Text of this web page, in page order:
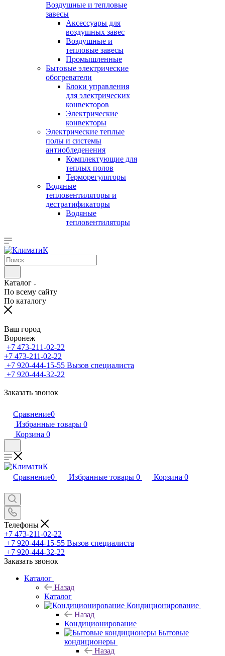
Воздушные и тепловые
завесы
Аксессуары для
воздушных завес
Воздушные и
тепловые завесы
Промышленные
Бытовые электрические
обогреватели
Блоки управления
для электрических
конвекторов
Электрические
конвекторы
Электрические теплые
полы и системы
антиобледенения
Комплектующие для
теплых полов
Терморегуляторы
Водяные
тепловентиляторы и
дестратификаторы
Водяные
тепловентиляторы
Каталог
По всему сайту
По каталогу
Ваш город
Воронеж
+7 473-211-02-22
+7 473-211-02-22
+7 920-444-15-55 Вызов специалиста
+7 920-444-32-22
Заказать звонок
Сравнение0
Избранные товары 0
Корзина 0
Сравнение0 Избранные товары 0 Корзина 0
Телефоны
+7 473-211-02-22
+7 920-444-15-55 Вызов специалиста
+7 920-444-32-22
Заказать звонок
Каталог
Назад
Каталог
Кондиционирование
Назад
Кондиционирование
Бытовые
кондиционеры
Назад